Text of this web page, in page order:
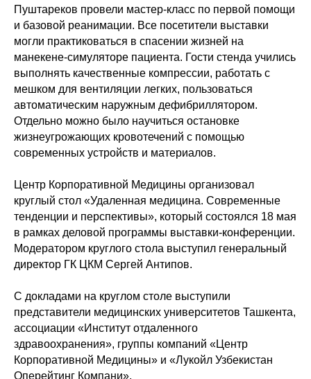
Пуштареков провели мастер-класс по первой помощи
и базовой реанимации. Все посетители выставки
могли практиковаться в спасении жизней на
манекене-симуляторе пациента. Гости стенда учились
выполнять качественные компрессии, работать с
мешком для вентиляции легких, пользоваться
автоматическим наружным дефибриллятором.
Отдельно можно было научиться остановке
жизнеугрожающих кровотечений с помощью
современных устройств и материалов.
Центр Корпоративной Медицины организовал
круглый стол «Удаленная медицина. Современные
тенденции и перспективы», который состоялся 18 мая
в рамках деловой программы выставки-конференции.
Модератором круглого стола выступил генеральный
директор ГК ЦКМ Сергей Антипов.
С докладами на круглом столе выступили
представители медицинских университетов Ташкента,
ассоциации «Институт отдаленного
здравоохранения», группы компаний «Центр
Корпоративной Медицины» и «Лукойл Узбекистан
Оперейтинг Компани».